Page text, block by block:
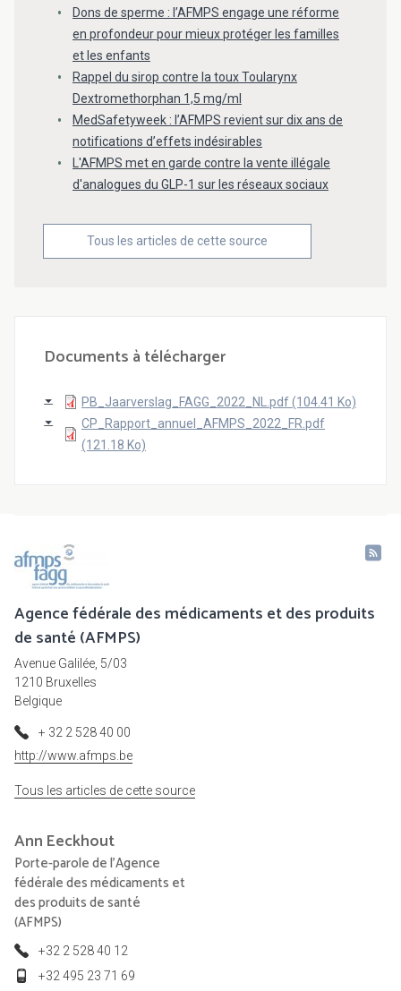
Dons de sperme : l’AFMPS engage une réforme
en profondeur pour mieux protéger les familles
et les enfants
Rappel du sirop contre la toux Toularynx
Dextromethorphan 1,5 mg/ml
MedSafetyweek : l’AFMPS revient sur dix ans de
notifications d’effets indésirables
L'AFMPS met en garde contre la vente illégale
d'analogues du GLP-1 sur les réseaux sociaux
Tous les articles de cette source
Documents à télécharger
PB_Jaarverslag_FAGG_2022_NL.pdf (104.41 Ko)
CP_Rapport_annuel_AFMPS_2022_FR.pdf
(121.18 Ko)
Agence fédérale des médicaments et des produits
de santé (AFMPS)
Avenue Galilée, 5/03
1210 Bruxelles
Belgique
+ 32 2 528 40 00
http://www.afmps.be
Tous les articles de cette source
Ann Eeckhout
Porte-parole de l'Agence
fédérale des médicaments et
des produits de santé
(AFMPS)
+32 2 528 40 12
+32 495 23 71 69